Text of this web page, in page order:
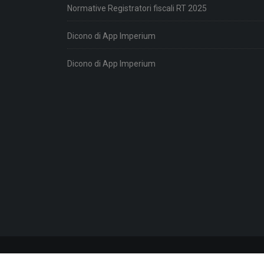
Normative Registratori fiscali RT 2025
Dicono di App Imperium
Dicono di App Imperium